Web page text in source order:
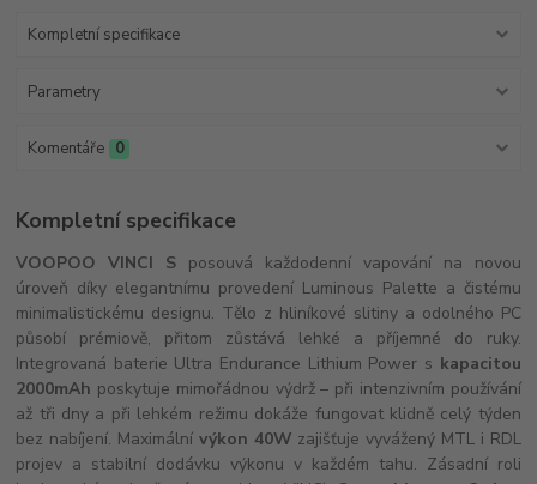
Kompletní specifikace
Parametry
Komentáře 0
Kompletní specifikace
VOOPOO VINCI S posouvá každodenní vapování na novou
úroveň díky elegantnímu provedení Luminous Palette a čistému
minimalistickému designu. Tělo z hliníkové slitiny a odolného PC
působí prémiově, přitom zůstává lehké a příjemné do ruky.
Integrovaná baterie Ultra Endurance Lithium Power s kapacitou
2000mAh poskytuje mimořádnou výdrž – při intenzivním používání
až tři dny a při lehkém režimu dokáže fungovat klidně celý týden
bez nabíjení. Maximálnívýkon 40W zajišťuje vyvážený MTL i RDL
projev a stabilní dodávku výkonu v každém tahu. Zásadní roli